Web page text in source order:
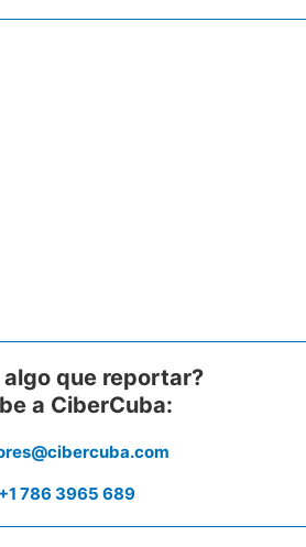
algo que reportar?
a CiberCuba:
+1 786 3965 689